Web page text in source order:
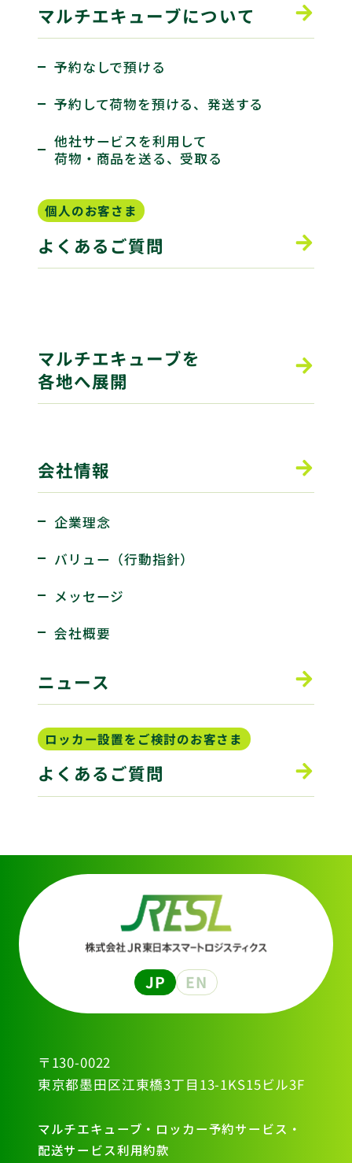
マルチエキューブについて
予約なしで預ける
予約して荷物を預ける、発送する
他社サービスを利用して
荷物・商品を送る、受取る
個人のお客さま
よくあるご質問
マルチエキューブを
各地へ展開
会社情報
企業理念
バリュー（行動指針）
メッセージ
会社概要
ニュース
ロッカー設置をご検討のお客さま
よくあるご質問
JP EN
〒130-0022
東京都墨田区江東橋3丁目13-1KS15ビル3F
マルチエキューブ・ロッカー予約サービス・
配送サービス利用約款